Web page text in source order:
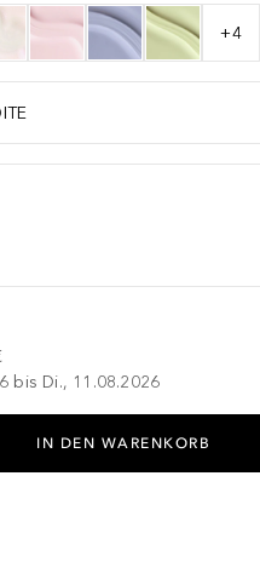
+4
bis Di., 11.08.2026
IN DEN WARENKORB